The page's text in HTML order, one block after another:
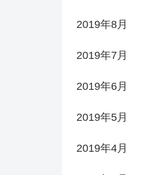
2019年8月
2019年7月
2019年6月
2019年5月
2019年4月